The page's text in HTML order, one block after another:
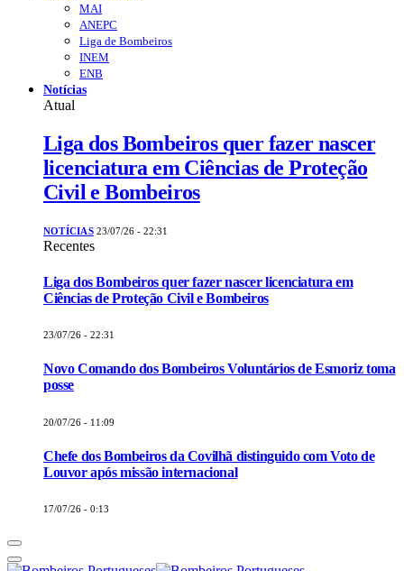
MAI
ANEPC
Liga de Bombeiros
INEM
ENB
Notícias
Atual
Liga dos Bombeiros quer fazer nascer
licenciatura em Ciências de Proteção
Civil e Bombeiros
NOTÍCIAS 23/07/26 - 22:31
Recentes
Liga dos Bombeiros quer fazer nascer licenciatura em
Ciências de Proteção Civil e Bombeiros
23/07/26 - 22:31
Novo Comando dos Bombeiros Voluntários de Esmoriz toma
posse
20/07/26 - 11:09
Chefe dos Bombeiros da Covilhã distinguido com Voto de
Louvor após missão internacional
17/07/26 - 0:13